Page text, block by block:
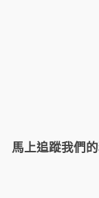
馬上追蹤我們